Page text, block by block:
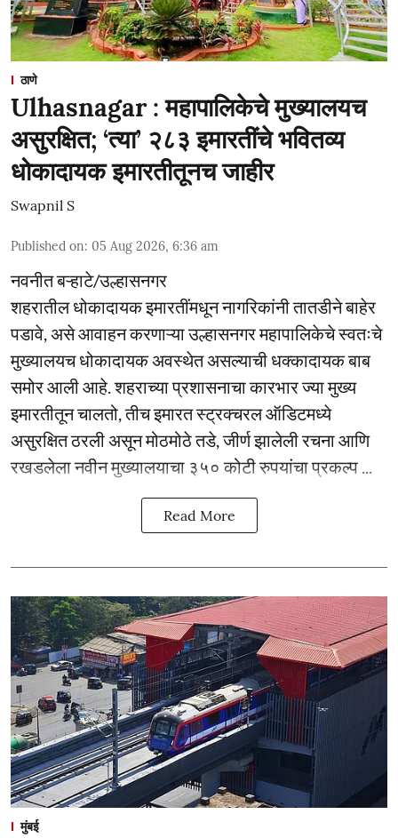
ठाणे
Ulhasnagar : महापालिकेचे मुख्यालयच
असुरक्षित; ‘त्या’ २८३ इमारतींचे भवितव्य
धोकादायक इमारतीतूनच जाहीर
Swapnil S
Published on: 05 Aug 2026, 6:36 am
नवनीत बऱ्हाटे/उल्हासनगर
शहरातील धोकादायक इमारतींमधून नागरिकांनी तातडीने बाहेर
पडावे, असे आवाहन करणाऱ्या उल्हासनगर महापालिकेचे स्वतःचे
मुख्यालयच धोकादायक अवस्थेत असल्याची धक्कादायक बाब
समोर आली आहे. शहराच्या प्रशासनाचा कारभार ज्या मुख्य
इमारतीतून चालतो, तीच इमारत स्ट्रक्चरल ऑडिटमध्ये
असुरक्षित ठरली असून मोठमोठे तडे, जीर्ण झालेली रचना आणि
रखडलेला नवीन मुख्यालयाचा ३५० कोटी रुपयांचा प्रकल्प ...
Read More
मुंबई